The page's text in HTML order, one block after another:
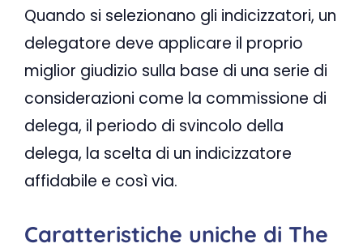
Quando si selezionano gli indicizzatori, un
delegatore deve applicare il proprio
miglior giudizio sulla base di una serie di
considerazioni come la commissione di
delega, il periodo di svincolo della
delega, la scelta di un indicizzatore
affidabile e così via.
Caratteristiche uniche di The